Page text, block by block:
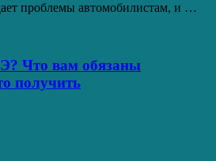
проблемы автомобилистам, и …
Что вам обязаны
получить